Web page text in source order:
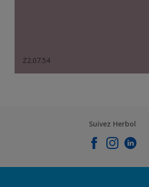
Z2.07.54
Suivez Herbol